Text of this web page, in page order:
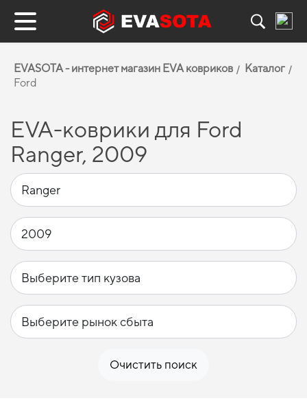
EVASOTA - интернет магазин EVA ковриков
Каталог
Ford
EVA-коврики для Ford
Ranger, 2009
Очистить поиск